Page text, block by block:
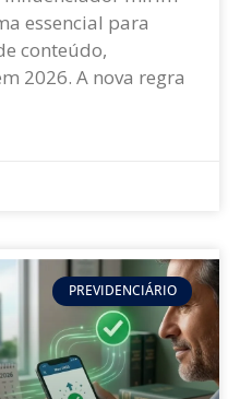
essencial para
conteúdo,
2026. A nova regra
PREVIDENCIÁRIO